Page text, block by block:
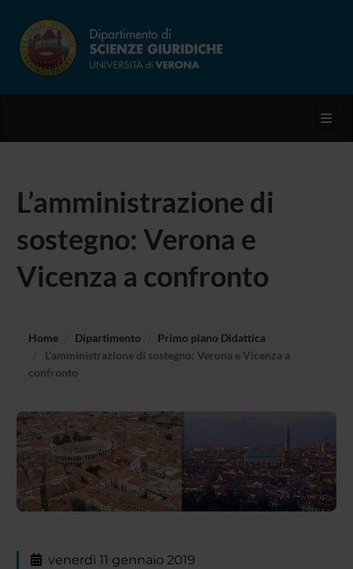
L’amministrazione di
sostegno: Verona e
Vicenza a confronto
Home Dipartimento
Primo piano Didattica
L’amministrazione di sostegno: Verona e Vicenza a
confronto
venerdì 11 gennaio 2019